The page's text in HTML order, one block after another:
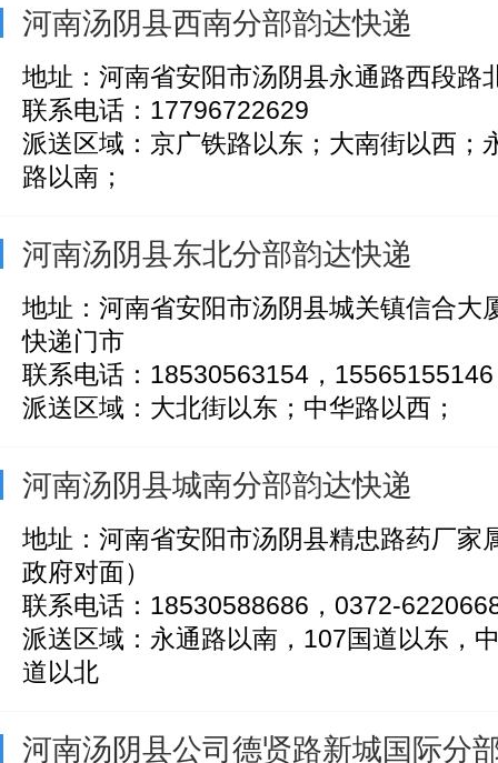
河南汤阴县西南分部韵达快递
地址：河南省安阳市汤阴县永通路西段路
联系电话：17796722629
派送区域：京广铁路以东；大南街以西；
路以南；
河南汤阴县东北分部韵达快递
地址：河南省安阳市汤阴县城关镇信合大
快递门市
联系电话：18530563154，15565155146
派送区域：大北街以东；中华路以西；
河南汤阴县城南分部韵达快递
地址：河南省安阳市汤阴县精忠路药厂家
政府对面）
联系电话：18530588686，0372-
派送区域：永通路以南，107国道以东，
道以北
河南汤阴县公司德贤路新城国际分